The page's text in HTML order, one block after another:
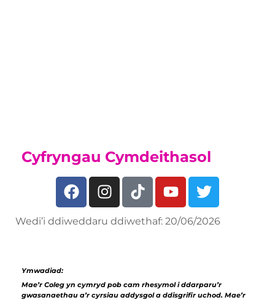
Cyfryngau Cymdeithasol
Wedi’i ddiweddaru ddiwethaf: 20/06/2026
Ymwadiad:
Mae’r Coleg yn cymryd pob cam rhesymol i ddarparu’r
gwasanaethau a’r cyrsiau addysgol a ddisgrifir uchod. Mae’r